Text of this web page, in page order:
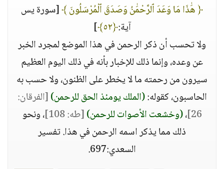
﴿ هَٰذَا مَا وَعَدَ ٱلرَّحْمَٰنُ وَصَدَقَ ٱلْمُرْسَلُونَ ﴾[سورة يس
آية:﴿٥٢﴾
]
ولا تحسب أن ذكر الرحمن في هذا الموضع لمجرد الخبر
عن وعده، وإنما ذلك للإخبار بأنه في ذلك اليوم العظيم
سيرون من رحمته ما لا يخطر على الظنون، ولا حسب به
الحاسبون، كقوله:(الملك يومئذ الحق للرحمن)[الفرقان:
26] ،(وخشعت الأصوات للرحمن)[طه: 108]
، ونحو
ذلك مما يذكر اسمه الرحمن في هذا. تفسير
السعدي:697.